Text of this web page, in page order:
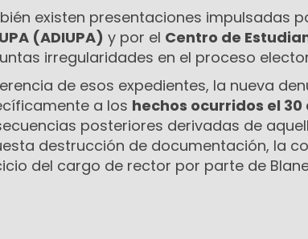
existen presentaciones impulsadas
(ADIUPA) y por el Centro de
irregularidades en el proceso
de esos expedientes, la nueva
a los hechos ocurridos el 30
posteriores derivadas de
destrucción de documentación, la
del cargo de rector por parte de